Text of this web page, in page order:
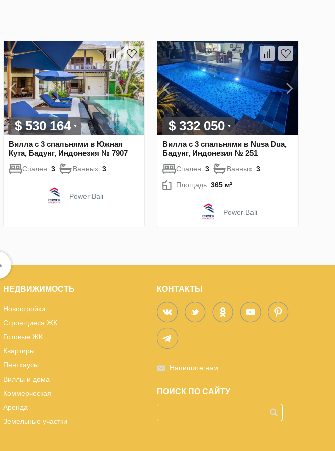
$ 530 164
Вилла с 3 спальнями в Южная
Кута, Бадунг, Индонезия № 7907
Спален: 3 Ванных: 3
Power Bali
$ 332 050
Вилла с 3 спальнями в Nusa Dua,
Бадунг, Индонезия № 251
Спален: 3 Ванных: 3
Площадь: 365 м²
Power Bali
НЕДВИЖИМОСТЬ
Новостройки
Строящиеся ЖК
Готовые ЖК
Квартиры
Пентхаусы
Виллы и дома
Коммерческая
Аренда
Земельные участки
КОНТАКТЫ
Напишите нам
ПОИСК ПО САЙТУ